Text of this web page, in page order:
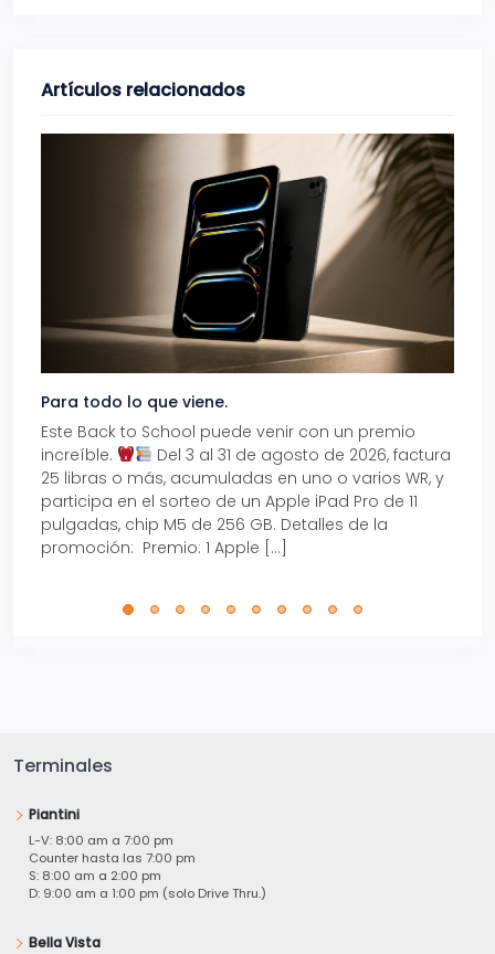
Artículos relacionados
Para todo lo que viene.
Este Back to School puede venir con un premio
increíble.
Del 3 al 31 de agosto de 2026, factura
25 libras o más, acumuladas en uno o varios WR, y
participa en el sorteo de un Apple iPad Pro de 11
pulgadas, chip M5 de 256 GB. Detalles de la
promoción: Premio: 1 Apple […]
Terminales
Piantini
L-V: 8:00 am a 7:00 pm
Counter hasta las 7:00 pm
S: 8:00 am a 2:00 pm
D: 9:00 am a 1:00 pm (solo Drive Thru.)
Bella Vista